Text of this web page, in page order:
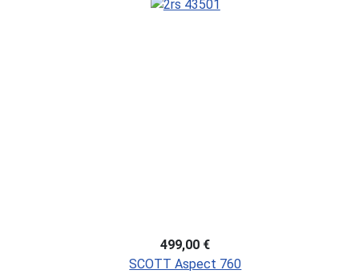
499,00 €
SCOTT Aspect 760